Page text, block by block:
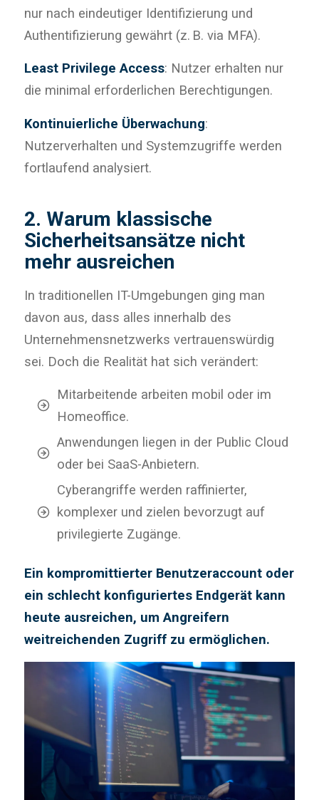
nur nach eindeutiger Identifizierung und
Authentifizierung gewährt (z. B. via MFA).
Least Privilege Access: Nutzer erhalten nur
die minimal erforderlichen Berechtigungen.
Kontinuierliche Überwachung:
Nutzerverhalten und Systemzugriffe werden
fortlaufend analysiert.
2. Warum klassische
Sicherheitsansätze nicht
mehr ausreichen
In traditionellen IT-Umgebungen ging man
davon aus, dass alles innerhalb des
Unternehmensnetzwerks vertrauenswürdig
sei. Doch die Realität hat sich verändert:
Mitarbeitende arbeiten mobil oder im
Homeoffice.
Anwendungen liegen in der Public Cloud
oder bei SaaS-Anbietern.
Cyberangriffe werden raffinierter,
komplexer und zielen bevorzugt auf
privilegierte Zugänge.
Ein kompromittierter Benutzeraccount oder
ein schlecht konfiguriertes Endgerät kann
heute ausreichen, um Angreifern
weitreichenden Zugriff zu ermöglichen.